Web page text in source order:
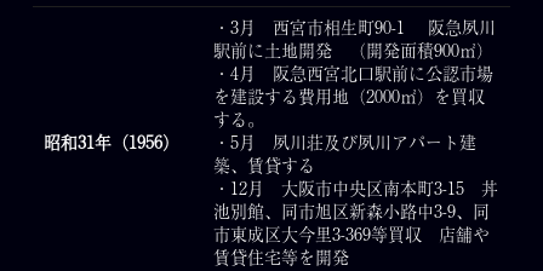
昭和31年（1956）
・3月 西宮市相生町90-1 阪急夙川
駅前に土地開発 （開発面積900㎡）
・4月 阪急西宮北口駅前に公認市場
を建設する費用地（2000㎡）を買収
する。
・5月 夙川荘及び夙川アパート建
築、賃貸する
・12月 大阪市中央区南本町3-15 丼
池別館、同市旭区新森小路中3-9、同
市東成区大今里3-369等買収 店舗や
賃貸住宅等を開発